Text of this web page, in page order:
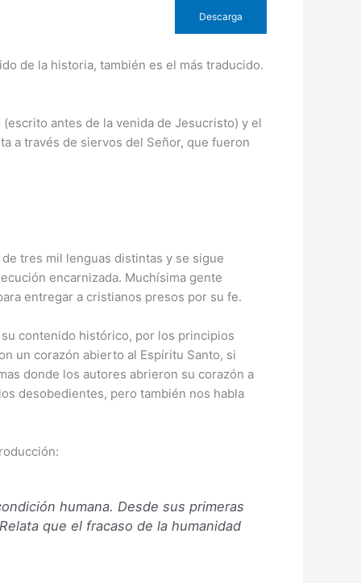
Descarga
de la historia, también es el más traducido.
antes de la venida de Jesucristo) y el
a través de siervos del Señor, que fueron
tres mil lenguas distintas y se sigue
encarnizada. Muchísima gente
entregar a cristianos presos por su fe.
contenido histórico, por los principios
un corazón abierto al Espíritu Santo, si
donde los autores abrieron su corazón a
desobedientes, pero también nos habla
humana. Desde sus primeras
que el fracaso de la humanidad